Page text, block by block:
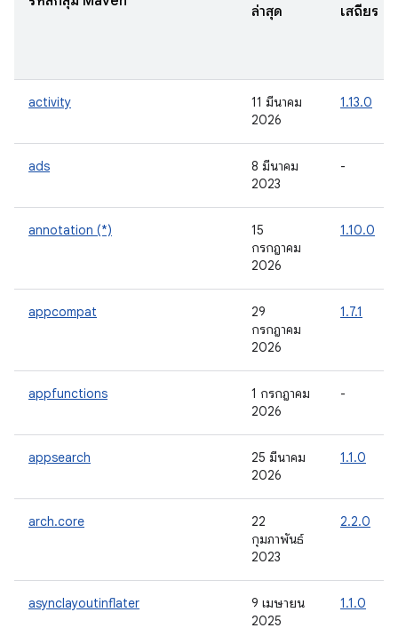
ล่าสุด
เสถียร
activity
11 มีนาคม
2026
1.13.0
ads
8 มีนาคม
2023
-
annotation (*)
15
กรกฎาคม
2026
1.10.0
appcompat
29
กรกฎาคม
2026
1.7.1
appfunctions
1 กรกฎาคม
2026
-
appsearch
25 มีนาคม
2026
1.1.0
arch.core
22
กุมภาพันธ์
2023
2.2.0
asynclayoutinflater
9 เมษายน
2025
1.1.0